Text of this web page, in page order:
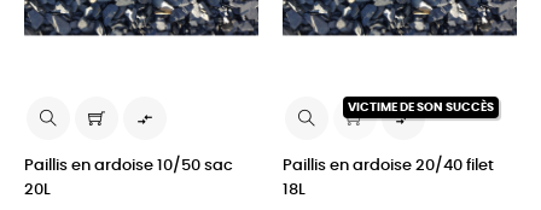

Paillis en ardoise 10/50 sac
20L
VICTIME DE SON SUCCÈS

Paillis en ardoise 20/40 filet
18L